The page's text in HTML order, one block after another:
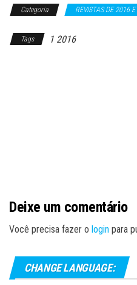
Categoria REVISTAS DE 2016
Tags 1 2016
Deixe um comentário
Você precisa fazer o login para
CHANGE LANGUAGE: